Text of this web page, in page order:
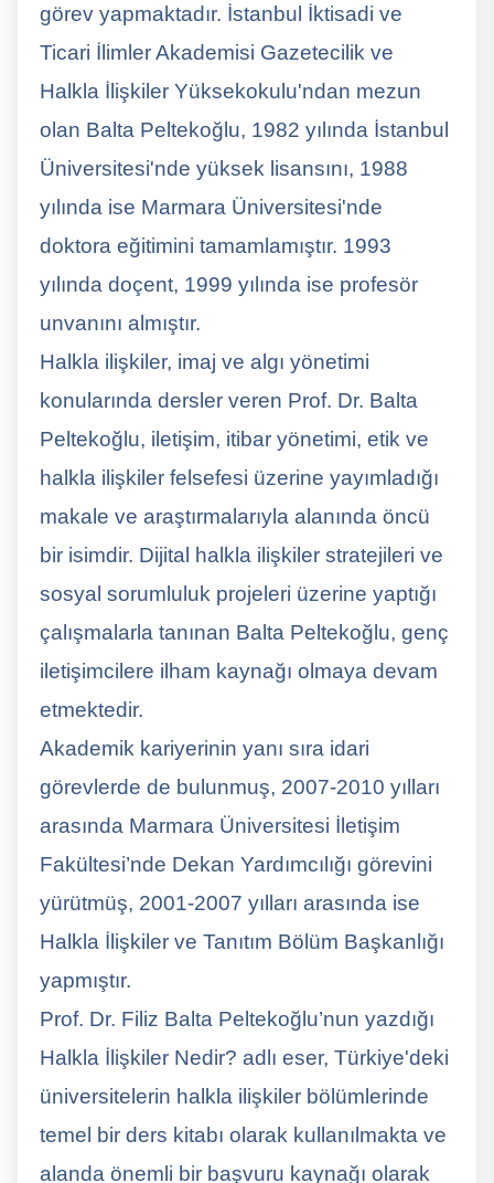
görev yapmaktadır. İstanbul İktisadi ve
Ticari İlimler Akademisi Gazetecilik ve
Halkla İlişkiler Yüksekokulu'ndan mezun
olan Balta Peltekoğlu, 1982 yılında İstanbul
Üniversitesi'nde yüksek lisansını, 1988
yılında ise Marmara Üniversitesi'nde
doktora eğitimini tamamlamıştır. 1993
yılında doçent, 1999 yılında ise profesör
unvanını almıştır.
Halkla ilişkiler, imaj ve algı yönetimi
konularında dersler veren Prof. Dr. Balta
Peltekoğlu, iletişim, itibar yönetimi, etik ve
halkla ilişkiler felsefesi üzerine yayımladığı
makale ve araştırmalarıyla alanında öncü
bir isimdir. Dijital halkla ilişkiler stratejileri ve
sosyal sorumluluk projeleri üzerine yaptığı
çalışmalarla tanınan Balta Peltekoğlu, genç
iletişimcilere ilham kaynağı olmaya devam
etmektedir.
Akademik kariyerinin yanı sıra idari
görevlerde de bulunmuş, 2007-2010 yılları
arasında Marmara Üniversitesi İletişim
Fakültesi’nde Dekan Yardımcılığı görevini
yürütmüş, 2001-2007 yılları arasında ise
Halkla İlişkiler ve Tanıtım Bölüm Başkanlığı
yapmıştır.
Prof. Dr. Filiz Balta Peltekoğlu’nun yazdığı
Halkla İlişkiler Nedir? adlı eser, Türkiye'deki
üniversitelerin halkla ilişkiler bölümlerinde
temel bir ders kitabı olarak kullanılmakta ve
alanda önemli bir başvuru kaynağı olarak